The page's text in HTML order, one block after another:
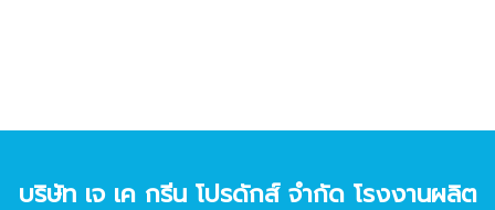
บริษัท เจ เค กรีน โปรดักส์ จํากัด โรงงานผลิต